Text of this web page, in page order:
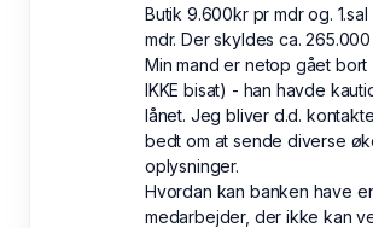
Butik 9.600kr pr mdr og.
mdr. Der skyldes ca. 265.000
Min mand er netop gået bort
IKKE bisat) - han havde
lånet. Jeg bliver d.d.
bedt om at sende diverse
oplysninger.
Hvordan kan banken have
medarbejder, der ikke kan